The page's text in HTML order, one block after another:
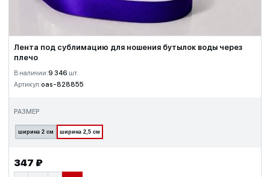
Лента под сублимацию для ношения бутылок воды через
плечо
В наличии:9 346 шт.
Артикул:oas-828855
РАЗМЕР
ширина 2 см ширина 2,5 см
347 ₽